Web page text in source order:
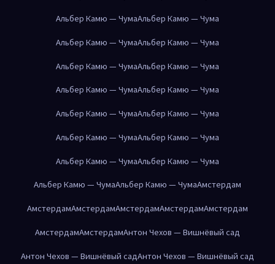
Альбер Камю — ЧумаАльбер Камю — Чума
Альбер Камю — ЧумаАльбер Камю — Чума
Альбер Камю — ЧумаАльбер Камю — Чума
Альбер Камю — ЧумаАльбер Камю — Чума
Альбер Камю — ЧумаАльбер Камю — Чума
Альбер Камю — ЧумаАльбер Камю — Чума
Альбер Камю — ЧумаАльбер Камю — Чума
Альбер Камю — ЧумаАльбер Камю — ЧумаАмстердам
АмстердамАмстердамАмстердамАмстердамАмстердам
АмстердамАмстердамАнтон Чехов — Вишнёвый сад
Антон Чехов — Вишнёвый садАнтон Чехов — Вишнёвый сад